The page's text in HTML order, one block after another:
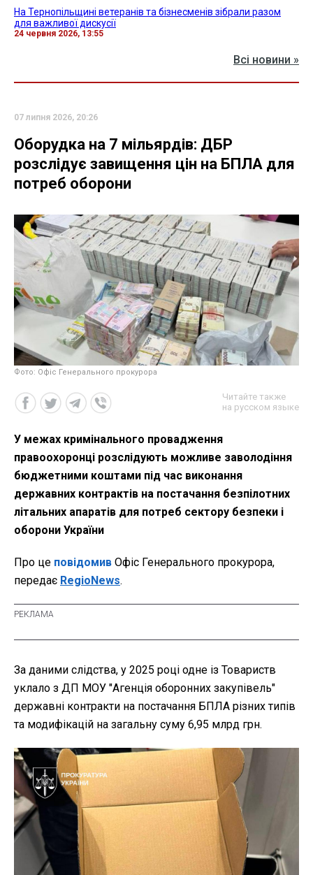
На Тернопільщині ветеранів та бізнесменів зібрали разом
для важливої дискусії
24 червня 2026, 13:55
Всі новини »
07 липня 2026, 20:26
Оборудка на 7 мільярдів: ДБР
розслідує завищення цін на БПЛА для
потреб оборони
Фото: Офіс Генерального прокурора
Читайте также
на русском языке
У межах кримінального провадження
правоохоронці розслідують можливе заволодіння
бюджетними коштами під час виконання
державних контрактів на постачання безпілотних
літальних апаратів для потреб сектору безпеки і
оборони України
Про це повідомив Офіс Генерального прокурора,
передає RegioNews.
За даними слідства, у 2025 році одне із Товариств
уклало з ДП МОУ "Агенція оборонних закупівель"
державні контракти на постачання БПЛА різних типів
та модифікацій на загальну суму 6,95 млрд грн.